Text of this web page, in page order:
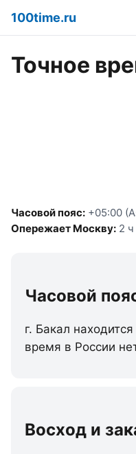
100time.ru
Точное
Часовой пояс: +05:00
Опережает Москву: 2 ч
Часовой
г. Бакал
время в России
Восход и